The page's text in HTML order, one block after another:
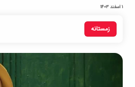
زمستانه
1 اسفند 1403